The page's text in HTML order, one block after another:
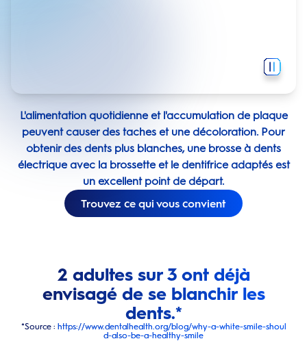
L'alimentation quotidienne et l'accumulation de plaque
peuvent causer des taches et une décoloration. Pour
obtenir des dents plus blanches, une brosse à dents
électrique avec la brossette et le dentifrice adaptés est
un excellent point de départ.
Trouvez ce qui vous convient
2 adultes sur 3 ont déjà
envisagé de se blanchir les
dents.*
*Source : https://www.dentalhealth.org/blog/why-a-white-smile-shoul
d-also-be-a-healthy-smile